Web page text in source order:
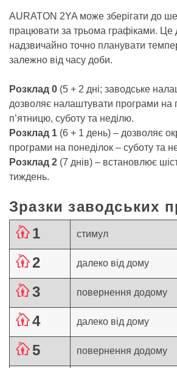
AURATON 2YA може зберігати до
працювати за трьома графіками. Це
надзвичайно точно планувати
залежно від часу доби.
Розклад 0 (5 + 2 дні; заводське
дозволяє налаштувати програми на
п’ятницю, суботу та неділю.
Розклад 1 (6 + 1 день) – дозволяє
програми на понеділок – суботу та
Розклад 2 (7 днів) – встановлює
тиждень.
Зразки заводських
Ä1 стимул
Ä2 далеко від дому
Ä3 повернення додому
Ä4 далеко від дому
Ä5 повернення додому